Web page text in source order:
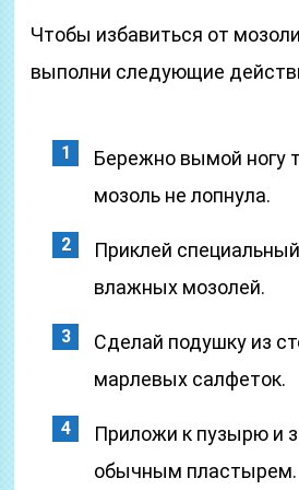
Чтобы избавиться от
выполни следующие
Бережно вымой ногу
мозоль не лопнула.
Приклей
влажных мозолей.
Сделай подушку из
марлевых салфеток.
Приложи к пузырю и
обычным пластырем.